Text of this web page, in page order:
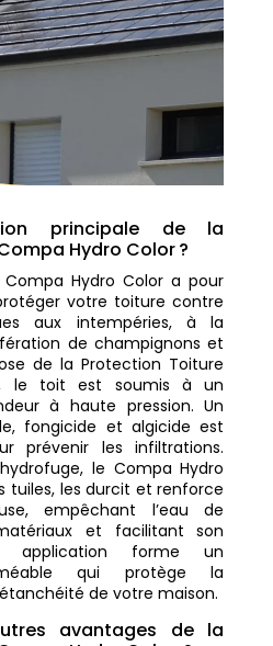
principale de la
Hydro Color ?
Hydro Color a pour
votre toiture contre
aux intempéries, à la
de champignons et
de la Protection Toiture
le toit est soumis à un
à haute pression. Un
fongicide et algicide est
prévenir les infiltrations.
le Compa Hydro
tuiles, les durcit et renforce
empêchant l’eau de
et facilitant son
application forme un
qui protège la
de votre maison.
avantages de la